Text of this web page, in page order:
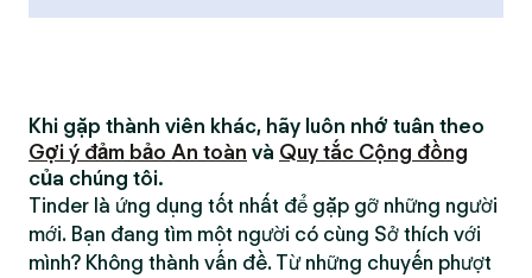
Khi gặp thành viên khác, hãy luôn nhớ tuân theo
Gợi ý đảm bảo An toàn và Quy tắc Cộng đồng
của chúng tôi.
Tinder là ứng dụng tốt nhất để gặp gỡ những người
mới. Bạn đang tìm một người có cùng Sở thích với
mình? Không thành vấn đề. Từ những chuyến phượt